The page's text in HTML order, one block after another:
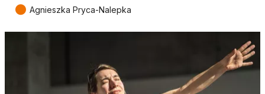
● Agnieszka Pryca-Nalepka